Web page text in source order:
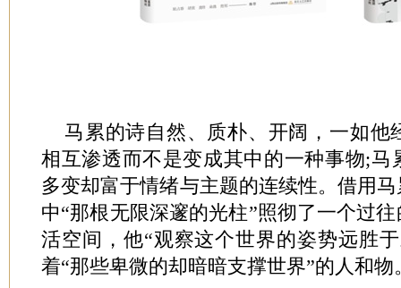
马累的诗自然、质朴、开阔，一如他
相互渗透而不是变成其中的一种事物;马
多变却富于情绪与主题的连续性。借用
中“那根无限深邃的光柱”照彻了一个过
活空间，他“观察这个世界的姿势远胜
着“那些卑微的却暗暗支撑世界”的人和物